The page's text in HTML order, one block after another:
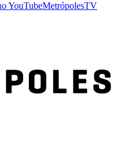
YouTubeMetrópolesTV